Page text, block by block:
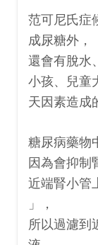
范可尼氏症
成尿糖外，
還會有脫水
小孩、兒童
天因素造成
糖尿病藥物
因為會抑制
近端腎小管
」
，
所以過濾到